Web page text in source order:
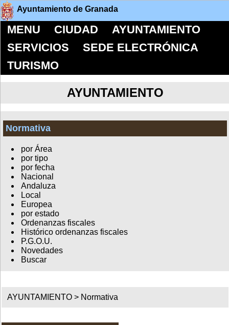
Ayuntamiento de Granada
MENU CIUDAD
AYUNTAMIENTO
SERVICIOS
SEDE ELECTRÓNICA
TURISMO
AYUNTAMIENTO
Normativa
por Área
por tipo
por fecha
Nacional
Andaluza
Local
Europea
por estado
Ordenanzas fiscales
Histórico ordenanzas fiscales
P.G.O.U.
Novedades
Buscar
AYUNTAMIENTO > Normativa